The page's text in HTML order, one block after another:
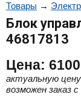
Товары →
Блок
46817813
Цена: 6100
актуальную
возможен заказ